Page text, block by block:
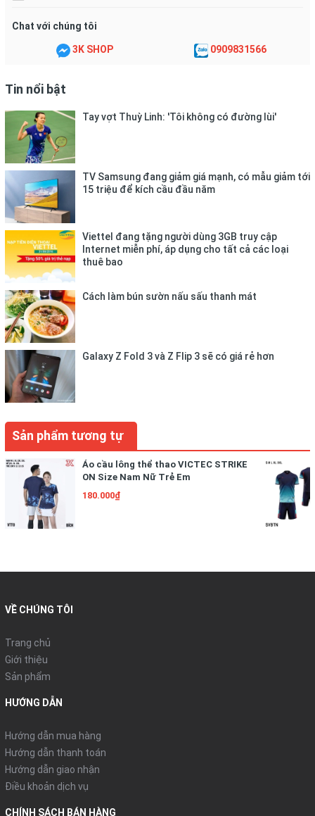
vải thun lạnh 4 chiều mềm min , thấm hút mồ hôi cực tốt
Thích hợp các môn vận động như: Bóng đá, bóng ném, bóng
chuyền, cầu lông...
Được in theo dây chuyền công nghệ khép kín chuyên nghiệp,
không bong tróc hoặc bạc màu
Vải thun lạnh thường bền tuy nhiên để giữ cho màu sắc, chất
liệu luôn sắc nét. Bạn cần lưu ý những điều sau:
- Thun lạnh thường không thấm nước và dễ giặt sạch không
cần thiết giặt quá lâu trong máy.
- Không nên ngâm quần áo lâu trong nước, hoặc để nơi ẩm
mốc.
- Vì vải không nhăn nên không cần ủi và cũng tránh ủi vì nhiệt
độ cao làm teo sợi vải.
- Hạn chế sấy khô.
Thích hợp các môn vận động như: Bóng đá, bóng ném, bóng
Được in theo dây chuyền công nghệ khép kín chuyên nghiệp,
Vải thun lạnh thường bền tuy nhiên để giữ cho màu sắc, chất
liệu luôn sắc nét. Bạn cần lưu ý những điều sau:
cần thiết giặt quá lâu trong máy.
mốc.
- Vì vải không nhăn nên không cần ủi và cũng tránh ủi vì nhiệt
độ cao làm teo sợi vải.
- Hạn chế sấy khô.
Chat với chúng tôi
3K SHOP 0909831566
Tin nổi bật
Tay vợt Thuỳ Linh: 'Tôi không có đường lùi'
TV Samsung đang giảm giá mạnh, có mẫu giảm tới
15 triệu để kích cầu đầu năm
Viettel đang tặng người dùng 3GB truy cập
Internet miễn phí, áp dụng cho tất cả các loại
thuê bao
Cách làm bún sườn nấu sấu thanh mát
Galaxy Z Fold 3 và Z Flip 3 sẽ có giá rẻ hơn
Sản phẩm tương tự
Áo cầu lông thể thao VICTEC STRIKE
ON Size Nam Nữ Trẻ Em
180.000₫
VỀ CHÚNG TÔI
Trang chủ
Giới thiệu
Sản phẩm
HƯỚNG DẪN
Hướng dẫn mua hàng
Hướng dẫn thanh toán
Hướng dẫn giao nhận
Điều khoản dịch vụ
CHÍNH SÁCH BÁN HÀNG